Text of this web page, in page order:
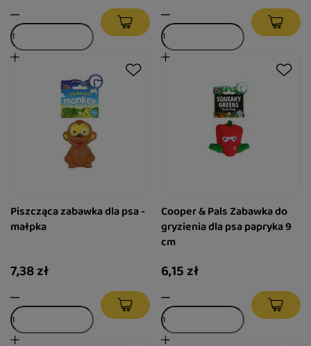
Piszcząca zabawka dla psa -
małpka
7,38 zł
Cooper & Pals Zabawka do
gryzienia dla psa papryka 9
cm
6,15 zł